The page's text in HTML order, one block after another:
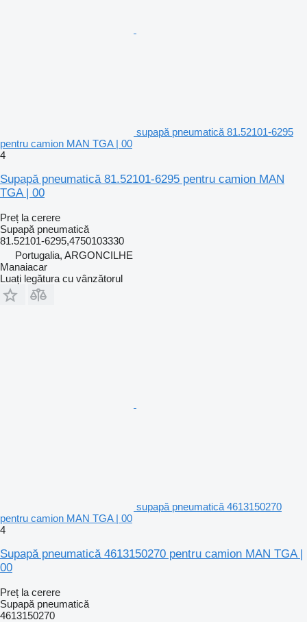
supapă pneumatică 81.52101-6295
pentru camion MAN TGA | 00
4
Supapă pneumatică 81.52101-6295 pentru camion MAN
TGA | 00
Preț la cerere
Supapă pneumatică
81.52101-6295,4750103330
Portugalia, ARGONCILHE
Manaiacar
Luați legătura cu vânzătorul
supapă pneumatică 4613150270
pentru camion MAN TGA | 00
4
Supapă pneumatică 4613150270 pentru camion MAN TGA |
00
Preț la cerere
Supapă pneumatică
4613150270